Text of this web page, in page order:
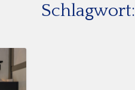
Schlagwort: